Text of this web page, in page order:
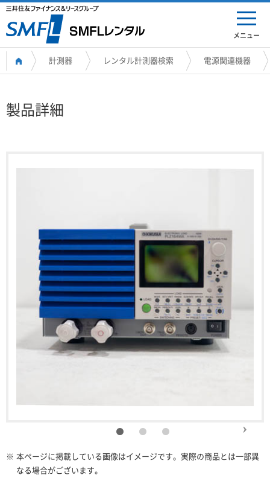
メニュー
計測器 レンタル計測器検索 電源関連機器
製品詳細
※ 本ページに掲載している画像はイメージです。実際の商品とは一部異
なる場合がございます。